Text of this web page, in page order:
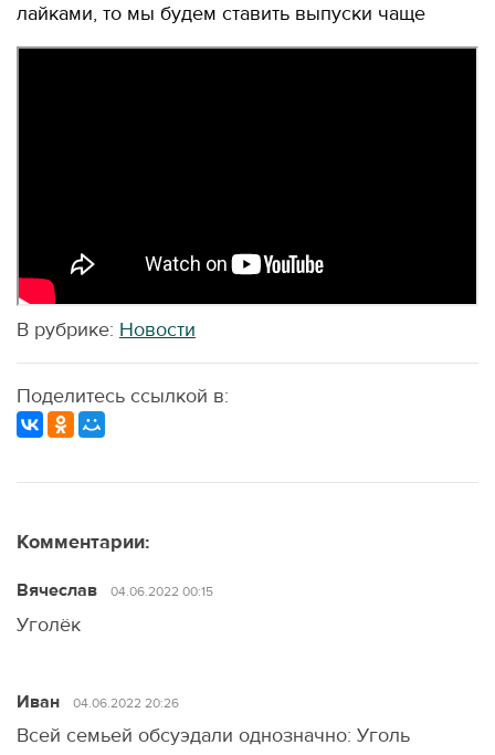
лайками, то мы будем ставить выпуски чаще
В рубрике: Новости
Поделитесь ссылкой в:
Комментарии:
Вячеслав 04.06.2022 00:15
Уголёк
Иван 04.06.2022 20:26
Всей семьей обсуэдали однозначно: Уголь